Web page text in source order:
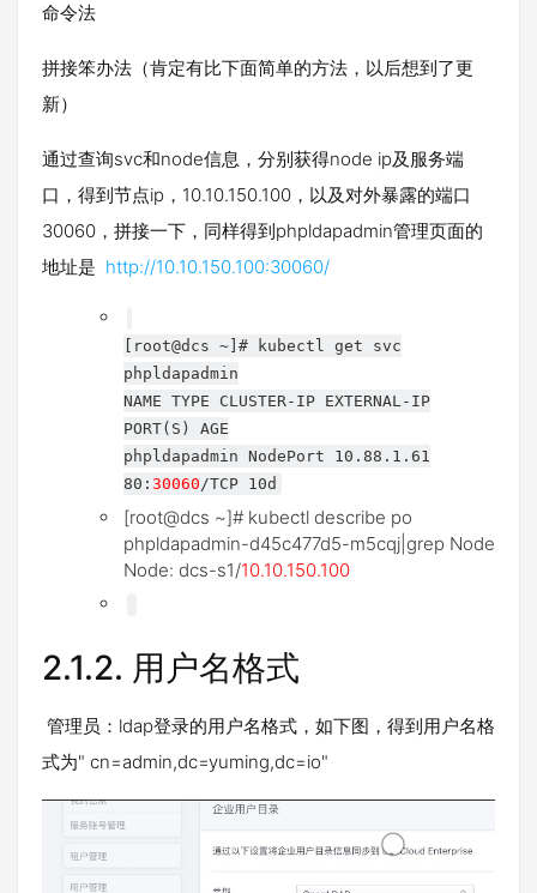
命令法
拼接笨办法（肯定有比下面简单的方法，以后想到了更
新）
通过查询svc和node信息，分别获得node ip及服务端
口，得到节点ip，10.10.150.100，以及对外暴露的端口
30060，拼接一下，同样得到phpldapadmin管理页面的
地址是 http://10.10.150.100:30060/
[root@dcs ~]# kubectl get svc
phpldapadmin
NAME TYPE CLUSTER-IP EXTERNAL-IP
PORT(S) AGE
phpldapadmin NodePort 10.88.1.61
80: 30060/TCP 10d
[root@dcs ~]# kubectl describe po
phpldapadmin-d45c477d5-m5cqj|grep Node
Node: dcs-s1/10.10.150.100
2.1.2. 用户名格式
管理员：ldap登录的用户名格式，如下图，得到用户名格
式为" cn=admin,dc=yuming,dc=io"